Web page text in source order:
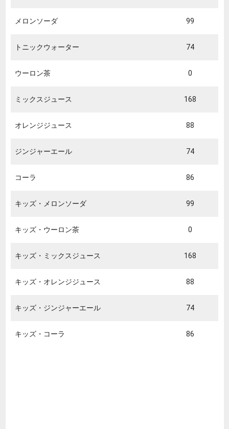
メロンソーダ 99
トニックウォーター 74
ウーロン茶 0
ミックスジュース 168
オレンジジュース 88
ジンジャーエール 74
コーラ 86
キッズ・メロンソーダ 99
キッズ・ウーロン茶 0
キッズ・ミックスジュース 168
キッズ・オレンジジュース 88
キッズ・ジンジャーエール 74
キッズ・コーラ 86